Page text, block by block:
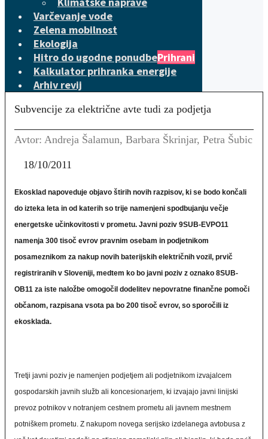
Varčevanje vode
Zelena mobilnost
Ekologija
Hitro do ugodne ponudbePrihrani
Kalkulator prihranka energije
Arhiv revij
Subvencije za električne avte tudi za podjetja
Avtor: Andreja Šalamun, Barbara Škrinjar, Petra Šubic
18/10/2011
Ekosklad napoveduje objavo štirih novih razpisov, ki se bodo končali
do izteka leta in od katerih so trije namenjeni spodbujanju večje
energetske učinkovitosti v prometu. Javni poziv 9SUB-EVPO11
namenja 300 tisoč evrov pravnim osebam in podjetnikom
posameznikom za nakup novih baterijskih električnih vozil, prvič
registriranih v Sloveniji, medtem ko bo javni poziv z oznako 8SUB-
OB11 za iste naložbe omogočil dodelitev nepovratne finančne pomoči
občanom, razpisana vsota pa bo 200 tisoč evrov, so sporočili iz
ekosklada.
Tretji javni poziv je namenjen podjetjem ali podjetnikom izvajalcem
gospodarskih javnih služb ali koncesionarjem, ki izvajajo javni linijski
prevoz potnikov v notranjem cestnem prometu ali javnem mestnem
potniškem prometu. Z nakupom novega serijsko izdelanega avtobusa z